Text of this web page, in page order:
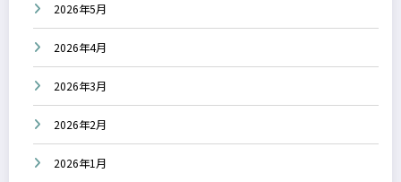
2026年5月
2026年4月
2026年3月
2026年2月
2026年1月